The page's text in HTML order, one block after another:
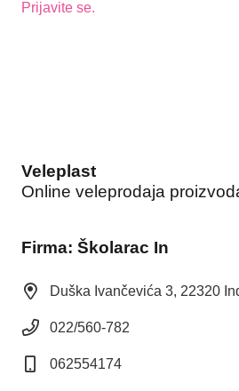
Prijavite se.
Veleplast
Online veleprodaja
Firma: Školarac In
Duška Ivančevića 3, 22320
022/560-782
062554174